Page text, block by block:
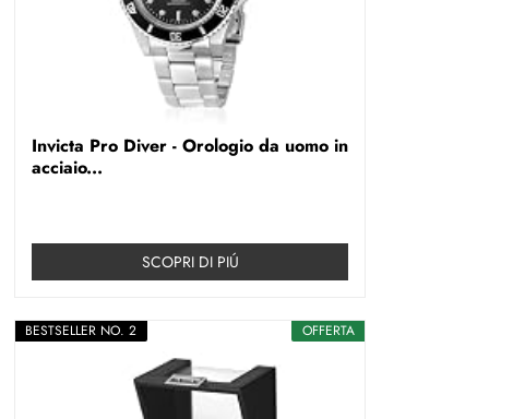
Invicta Pro Diver - Orologio da uomo in
acciaio...
SCOPRI DI PIÚ
OFFERTA
BESTSELLER NO. 2